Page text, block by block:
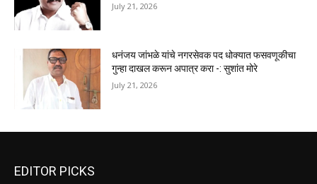
July 21, 2026
धनंजय जांभळे यांचे नगरसेवक पद धोक्यात फसवणूकीचा
गुन्हा दाखल करून अपात्र करा -: सुशांत मोरे
July 21, 2026
EDITOR PICKS